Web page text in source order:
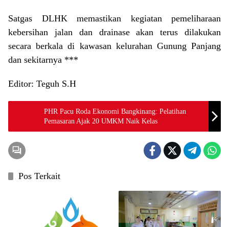
Satgas DLHK memastikan kegiatan pemeliharaan
kebersihan jalan dan drainase akan terus dilakukan
secara berkala di kawasan kelurahan Gunung Panjang
dan sekitarnya ***
Editor: Teguh S.H
PHR Pacu Roda Ekonomi Bangkinang: Pelatihan
Pemasaran Ajak 20 UMKM Naik Kelas
Pos Terkait